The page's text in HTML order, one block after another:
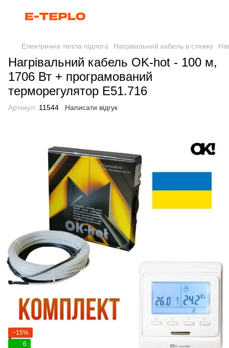
Електрична тепла підлога Нагрівальний кабель в стяжку
Нагрівальний кабель OK-hot - 100 м,
1706 Вт + програмований
терморегулятор E51.716
Артикул: 11544 Написати відгук
−15%
6